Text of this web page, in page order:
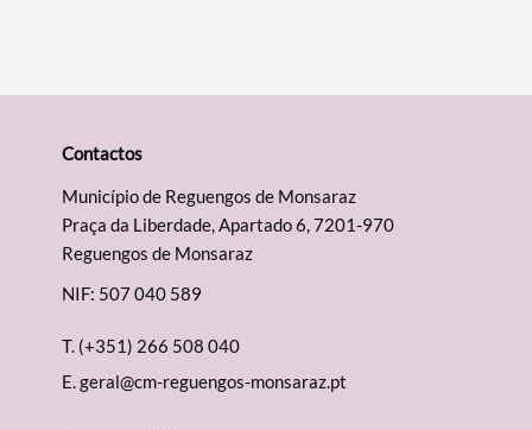
Contactos
Município de Reguengos de Monsaraz
Praça da Liberdade, Apartado 6, 7201-970
Reguengos de Monsaraz
NIF: 507 040 589
T. (+351) 266 508 040
E.geral@cm-reguengos-monsaraz.pt